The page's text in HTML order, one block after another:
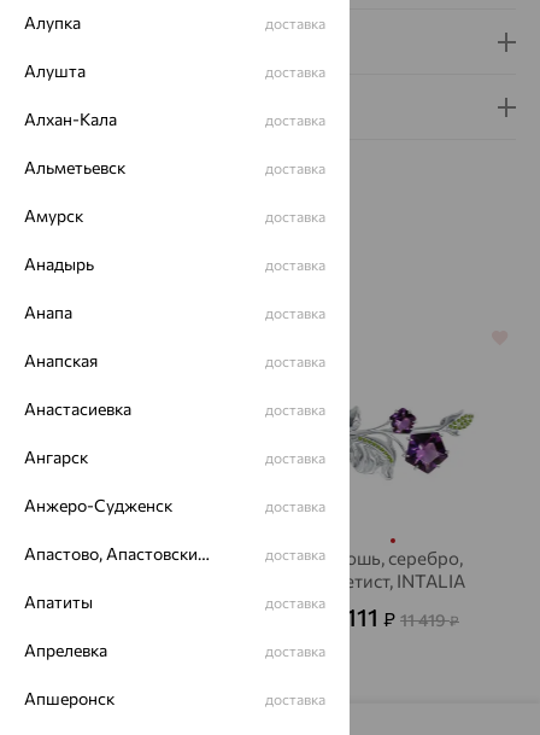
Похожие изделия
Брошь, серебро,
16 362
Брошь, серебро,
аметист, INTALIA
4 111 ₽ 11 419₽
Алупка доставка
Алушта доставка
Алхан-Кала доставка
Альметьевск доставка
Амурск доставка
Анадырь доставка
Анапа доставка
Анапская доставка
Анастасиевка доставка
Ангарск доставка
Анжеро-Судженск доставка
Апастово, Апастовский район доставка
Апатиты доставка
Апрелевка доставка
Апшеронск доставка